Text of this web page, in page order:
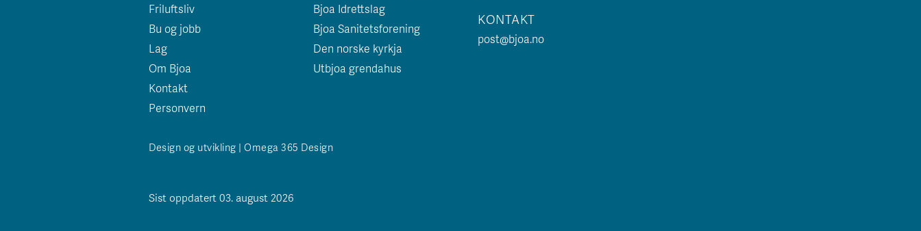
Friluftsliv
Bu og jobb
Lag
Om Bjoa
Kontakt
Personvern
Bjoa Idrettslag
Bjoa Sanitetsforening
Den norske kyrkja
Utbjoa grendahus
KONTAKT
post@bjoa.no
Design og utvikling | Omega 365 Design
Sist oppdatert 03. august 2026